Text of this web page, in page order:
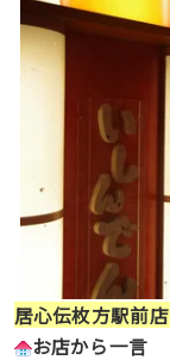
居心伝枚方駅前店
お店から一言